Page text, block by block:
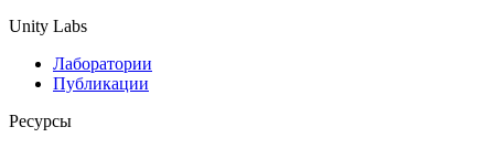
Unity Labs
Лаборатории
Публикации
Ресурсы